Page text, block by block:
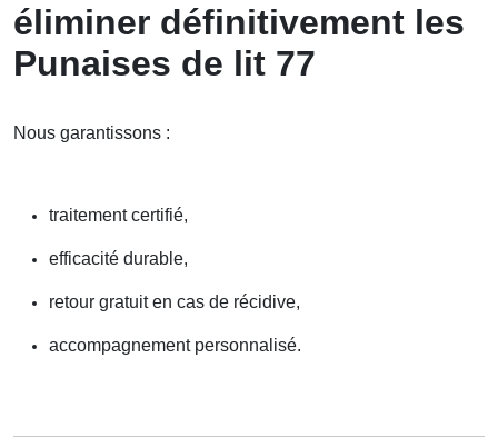
éliminer définitivement les
Punaises de lit 77
Nous garantissons :
traitement certifié,
efficacité durable,
retour gratuit en cas de récidive,
accompagnement personnalisé.